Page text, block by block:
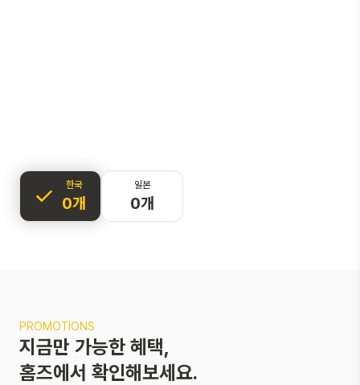
대 및 축소,
한 손가락으로 이
동이 가능해요
한국
0개
일본
0개
PROMOTIONS
지금만 가능한 혜택,
홈즈에서 확인해보세요.